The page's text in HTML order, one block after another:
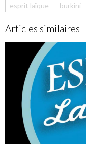
esprit laïque burkini
Articles similaires